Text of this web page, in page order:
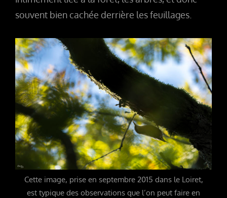
souvent bien cachée derrière les feuillages.
Cette image, prise en septembre 2015 dans le Loiret,
est typique des observations que l’on peut faire en